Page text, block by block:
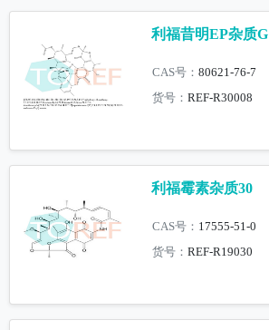
利福昔明EP杂质G
CAS号：80621-76-7
货号：REF-R30008
利福霉素杂质30
CAS号： 17555-51-0
货号：REF-R19030